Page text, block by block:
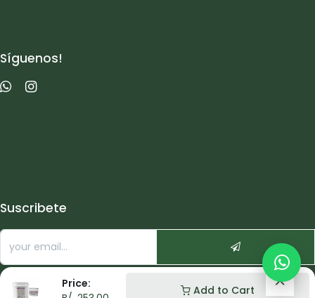
Price:
Add to Cart
Síguenos!
Suscribete